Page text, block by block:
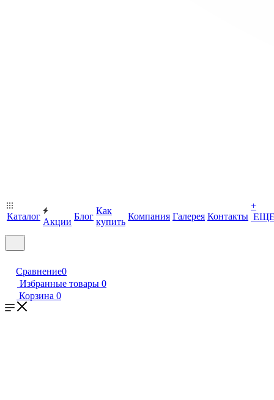
Каталог
Акции
Блог
Как
купить
Компания Галерея Контакты
+
Сравнение0
Избранные товары 0
Корзина 0